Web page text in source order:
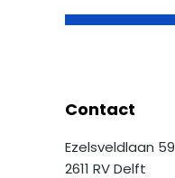
Contact
Ezelsveldlaan 59
2611 RV Delft